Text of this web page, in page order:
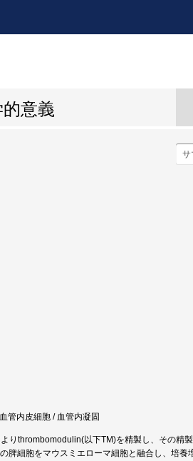
意義
管内皮細胞 / 血管内凝固
りthrombomodulin(以下TM)を精製し、その精
脾細胞をマウスミエローマ細胞と融合し、培養